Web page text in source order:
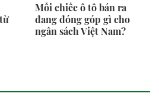
Mỗi chiếc ô tô bán ra
đang đóng góp gì cho
ngân sách Việt Nam?